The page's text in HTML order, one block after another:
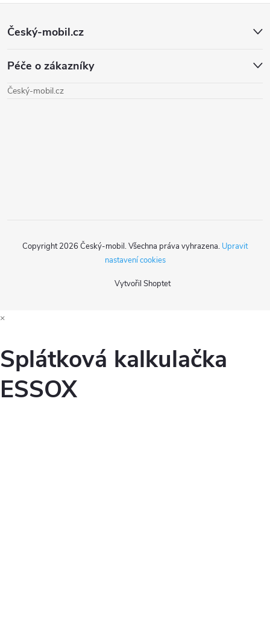
Z
p
Český-mobil.cz
Péče o zákazníky
Český-mobil.cz
Vytvořil Shoptet
Copyright 2026 Český-mobil. Všechna práva vyhrazena. Upravit
nastavení cookies
×
Splátková kalkulačka
ESSOX